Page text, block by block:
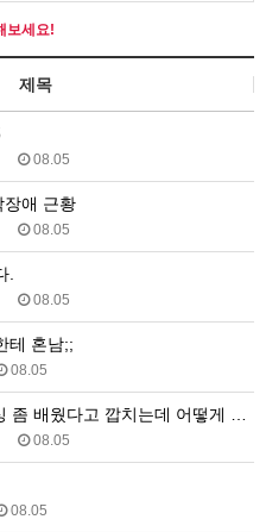
보세요!
제목
08.05
장애 근황
08.05
.
08.05
테 혼남;;
08.05
좀 배웠다고 깝치는데 어떻게 …
08.05
08.05